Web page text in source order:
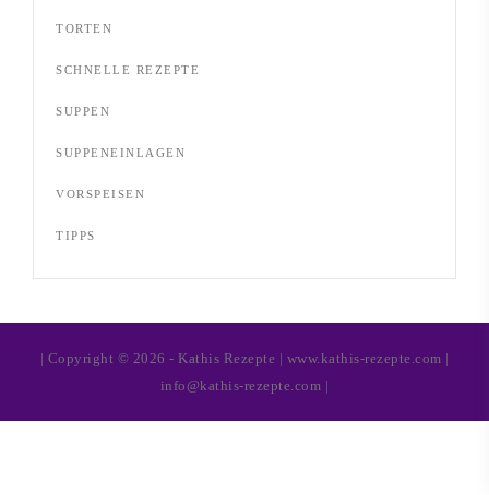
TORTEN
SCHNELLE REZEPTE
SUPPEN
SUPPENEINLAGEN
VORSPEISEN
TIPPS
| Copyright © 2026 - Kathis Rezepte | www.kathis-rezepte.com |
info@kathis-rezepte.com |